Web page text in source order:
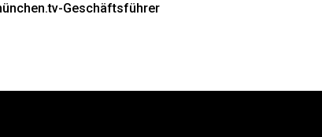
Geschäftsführer